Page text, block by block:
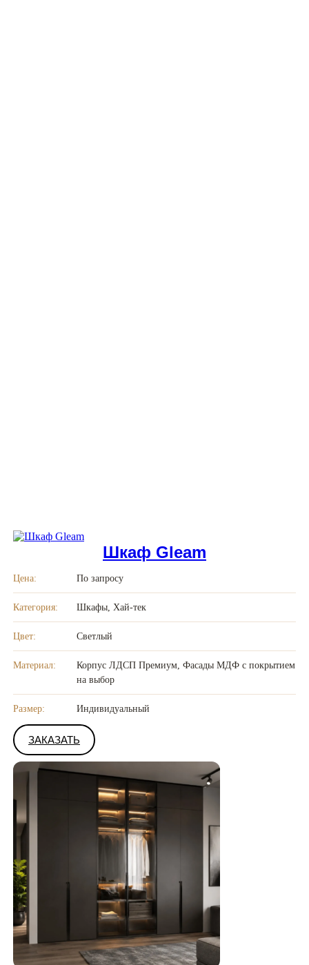
Шкаф Gleam
Цена: По запросу
Категория: Шкафы, Хай-тек
Цвет: Светлый
Материал:
Корпус ЛДСП Премиум, Фасады МДФ с покрытием
на выбор
Размер: Индивидуальный
ЗАКАЗАТЬ